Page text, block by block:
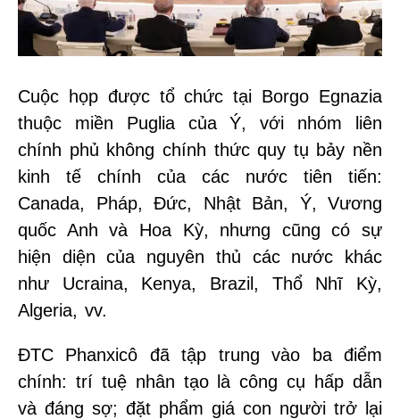
Cuộc họp được tổ chức tại Borgo Egnazia
thuộc miền Puglia của Ý, với nhóm liên
chính phủ không chính thức quy tụ bảy nền
kinh tế chính của các nước tiên tiến:
Canada, Pháp, Đức, Nhật Bản, Ý, Vương
quốc Anh và Hoa Kỳ, nhưng cũng có sự
hiện diện của nguyên thủ các nước khác
như Ucraina, Kenya, Brazil, Thổ Nhĩ Kỳ,
Algeria, vv.
ĐTC Phanxicô đã tập trung vào ba điểm
chính: trí tuệ nhân tạo là công cụ hấp dẫn
và đáng sợ; đặt phẩm giá con người trở lại